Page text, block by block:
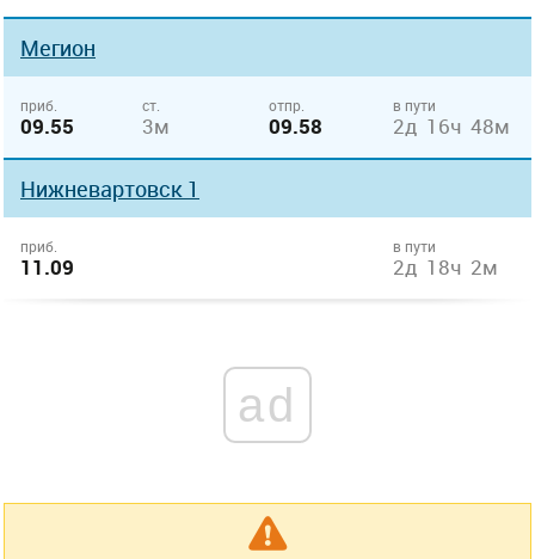
Мегион
приб.
09.55
ст.
3м
отпр.
09.58
в пути
2д 16ч 48м
Нижневартовск 1
приб.
11.09
в пути
2д 18ч 2м
ad